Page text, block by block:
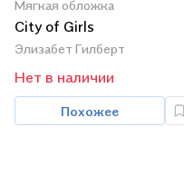
Мягкая обложка
City of Girls
Элизабет Гилберт
Нет в наличии
Похожее